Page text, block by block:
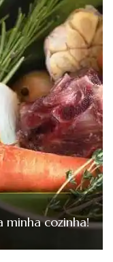
minha cozinha!